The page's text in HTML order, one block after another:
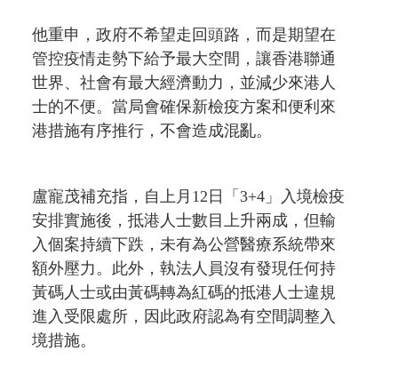
他重申，政府不希望走回頭路，而是期望在
管控疫情走勢下給予最大空間，讓香港聯通
世界、社會有最大經濟動力，並減少來港人
士的不便。當局會確保新檢疫方案和便利來
港措施有序推行，不會造成混亂。
盧寵茂補充指，自上月12日「3+4」入境檢疫
安排實施後，抵港人士數目上升兩成，但輸
入個案持續下跌，未有為公營醫療系統帶來
額外壓力。此外，執法人員沒有發現任何持
黃碼人士或由黃碼轉為紅碼的抵港人士違規
進入受限處所，因此政府認為有空間調整入
境措施。